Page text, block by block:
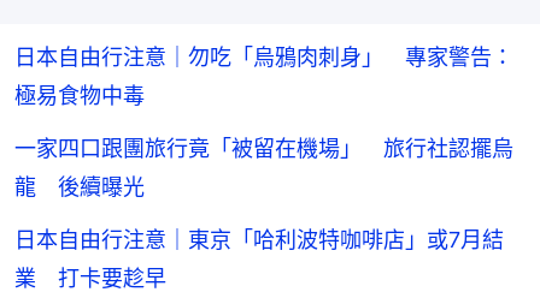
日本自由行注意｜勿吃「烏鴉肉刺身」 專家警告：
極易食物中毒
一家四口跟團旅行竟「被留在機場」 旅行社認擺烏
龍 後續曝光
日本自由行注意｜東京「哈利波特咖啡店」或7月結
業 打卡要趁早